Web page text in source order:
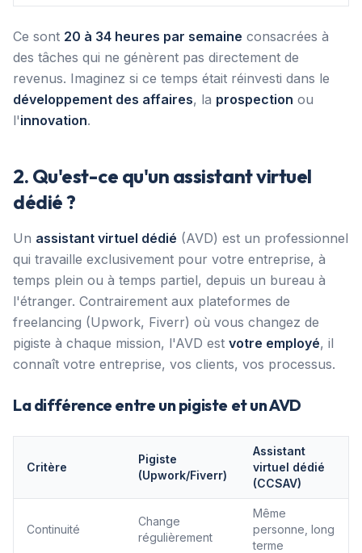
Ce sont 20 à 34 heures par semaine consacrées à
des tâches qui ne génèrent pas directement de
revenus. Imaginez si ce temps était réinvesti dans le
développement des affaires, la prospection ou
l'innovation.
2. Qu'est-ce qu'un assistant virtuel
dédié ?
Un assistant virtuel dédié (AVD) est un professionnel
qui travaille exclusivement pour votre entreprise, à
temps plein ou à temps partiel, depuis un bureau à
l'étranger. Contrairement aux plateformes de
freelancing (Upwork, Fiverr) où vous changez de
pigiste à chaque mission, l'AVD est votre employé, il
connaît votre entreprise, vos clients, vos processus.
La différence entre un pigiste et un AVD
Critère
Pigiste
(Upwork/Fiverr)
Assistant
virtuel dédié
(CCSAV)
Continuité
Change
régulièrement
Même
personne, long
terme